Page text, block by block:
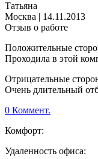
Татьяна
Москва | 14.11.2013
Отзыв о работе
Положительные
Проходила в этой
Отрицательные
Очень длительный
0 Коммент.
Комфорт:
Удаленность офиса: